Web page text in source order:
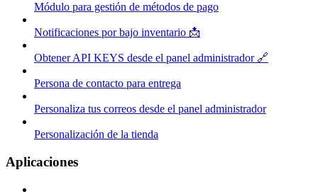
Módulo para gestión de métodos de pago
Notificaciones por bajo inventario 📩
Obtener API KEYS desde el panel administrador 🔗
Persona de contacto para entrega
Personaliza tus correos desde el panel administrador
Personalización de la tienda
Aplicaciones